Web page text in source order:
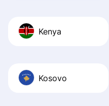
Kenya
Kosovo